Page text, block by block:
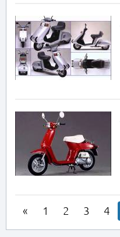
1 2 3 4